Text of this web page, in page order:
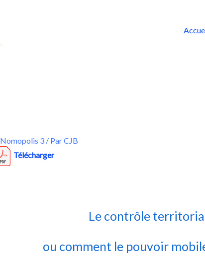
Nomopolis 3/ ParCJB
Télécharger
Le contrôle
ou comment le pouvoir